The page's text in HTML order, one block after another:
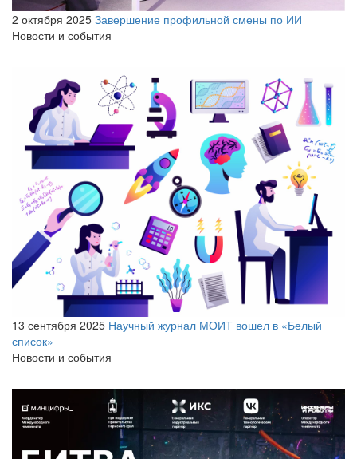
2 октября 2025 Завершение профильной смены по ИИ
Новости и события
13 сентября 2025 Научный журнал МОИТ вошел в «Белый
список»
Новости и события